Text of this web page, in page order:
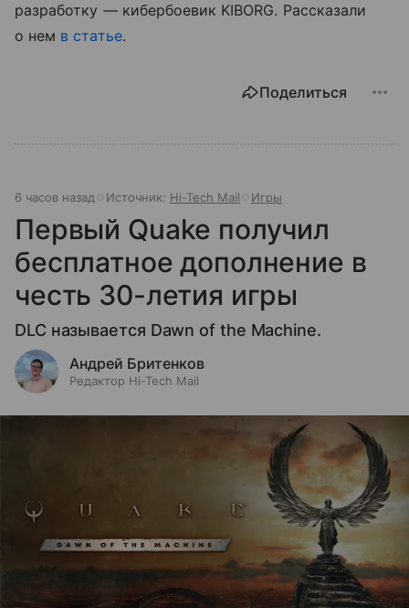
разработку — кибербоевик KIBORG. Рассказали
о нем в статье.
Поделиться
6 часов назад Источник: Hi-Tech Mail Игры
Первый Quake получил
бесплатное дополнение в
честь 30-летия игры
DLC называется Dawn of the Machine.
Андрей Бритенков
Редактор Hi-Tech Mail